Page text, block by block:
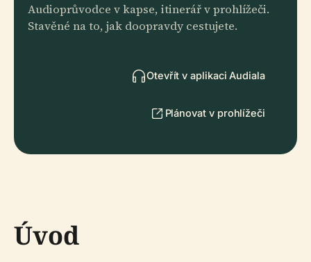
Audioprůvodce v kapse, itinerář v prohlížeči.
Stavěné na to, jak doopravdy cestujete.
Otevřít v aplikaci Audiala
Plánovat v prohlížeči
Úvod